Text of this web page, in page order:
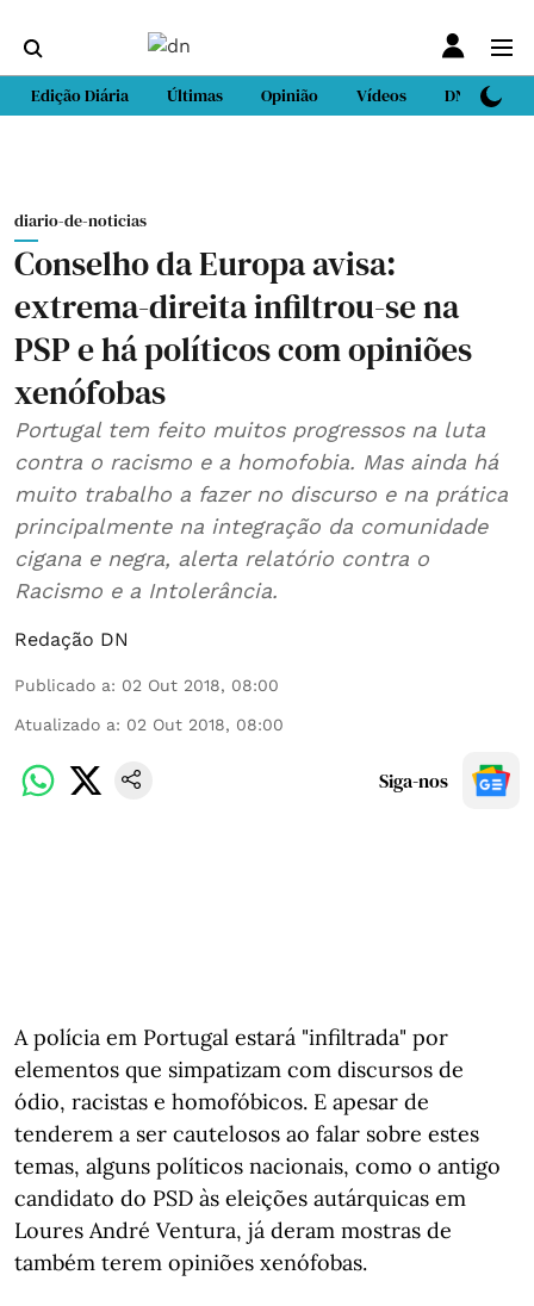
Edição Diária Últimas Opinião Vídeos DN Sport
diario-de-noticias
Conselho da Europa avisa:
extrema-direita infiltrou-se na
PSP e há políticos com opiniões
xenófobas
Portugal tem feito muitos progressos na luta
contra o racismo e a homofobia. Mas ainda há
muito trabalho a fazer no discurso e na prática
principalmente na integração da comunidade
cigana e negra, alerta relatório contra o
Racismo e a Intolerância.
Redação DN
Publicado a: 02 Out 2018, 08:00
Atualizado a: 02 Out 2018, 08:00
Siga-nos
A polícia em Portugal estará "infiltrada" por
elementos que simpatizam com discursos de
ódio, racistas e homofóbicos. E apesar de
tenderem a ser cautelosos ao falar sobre estes
temas, alguns políticos nacionais, como o antigo
candidato do PSD às eleições autárquicas em
Loures André Ventura, já deram mostras de
também terem opiniões xenófobas.